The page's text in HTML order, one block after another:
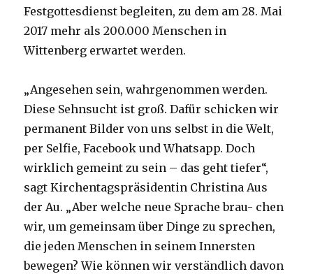
Festgottesdienst begleiten, zu dem am 28. Mai
2017 mehr als 200.000 Menschen in
Wittenberg erwartet werden.
„Angesehen sein, wahrgenommen werden.
Diese Sehnsucht ist groß. Dafür schicken wir
permanent Bilder von uns selbst in die Welt,
per Selfie, Facebook und Whatsapp. Doch
wirklich gemeint zu sein – das geht tiefer“,
sagt Kirchentagspräsidentin Christina Aus
der Au. „Aber welche neue Sprache brau- chen
wir, um gemeinsam über Dinge zu sprechen,
die jeden Menschen in seinem Innersten
bewegen? Wie können wir verständlich davon